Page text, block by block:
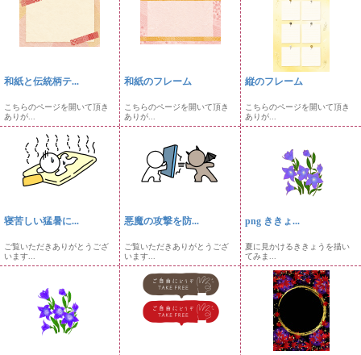
和紙と伝統柄テ...
こちらのページを開いて頂き
ありが...
和紙のフレーム
こちらのページを開いて頂き
ありが...
縦のフレーム
こちらのページを開いて頂き
ありが...
寝苦しい猛暑に...
ご覧いただきありがとうござ
います...
悪魔の攻撃を防...
ご覧いただきありがとうござ
います...
png ききょ...
夏に見かけるききょうを描い
てみま...